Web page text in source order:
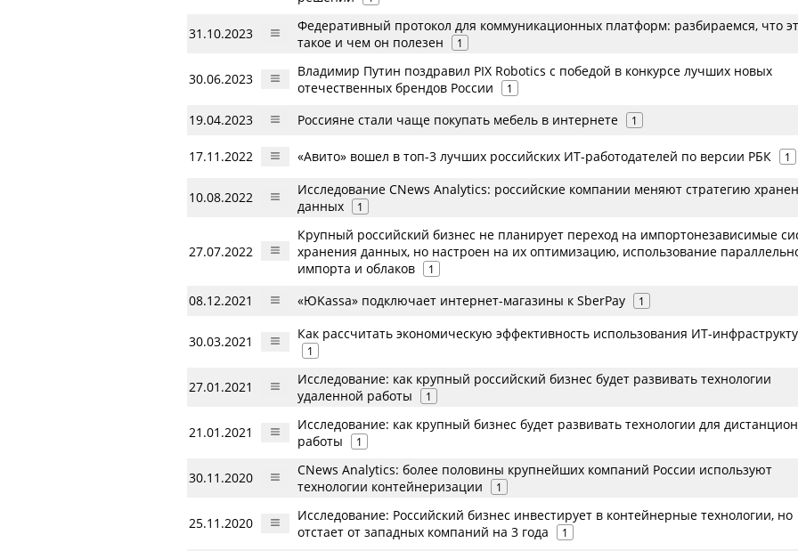
31.10.2023
Федеративный протокол для коммуникационных платформ: разбираемся, что
такое и чем он полезен
1
30.06.2023
Владимир Путин поздравил PIX Robotics с победой в конкурсе лучших новых
отечественных брендов России
1
19.04.2023 Россияне стали чаще покупать мебель в интернете 1
17.11.2022 «Авито» вошел в топ-3 лучших российских ИТ-работодателей по версии РБК 1
10.08.2022
Исследование CNews Analytics: российские компании меняют стратегию
данных
1
27.07.2022
Крупный российский бизнес не планирует переход на импортонезависимые
хранения данных, но настроен на их оптимизацию, использование
импорта и облаков
1
08.12.2021 «ЮKassa» подключает интернет-магазины к SberPay 1
30.03.2021 Как рассчитать экономическую эффективность использования ИТ-
1
27.01.2021
Исследование: как крупный российский бизнес будет развивать технологии
удаленной работы
1
21.01.2021
Исследование: как крупный бизнес будет развивать технологии для
работы
1
30.11.2020
CNews Analytics: более половины крупнейших компаний России используют
технологии контейнеризации
1
25.11.2020
Исследование: Российский бизнес инвестирует в контейнерные технологии, но
отстает от западных компаний на 3 года
1